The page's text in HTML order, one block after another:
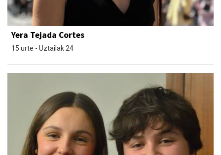
Yera Tejada Cortes
15 urte - Uztailak 24